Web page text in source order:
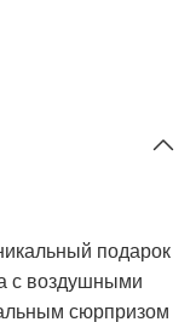
подарок
с воздушными
сюрпризом